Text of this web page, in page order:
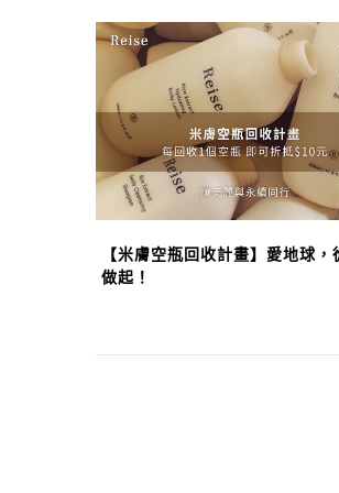
【米膚空瓶回收計畫】愛地球，
做起！